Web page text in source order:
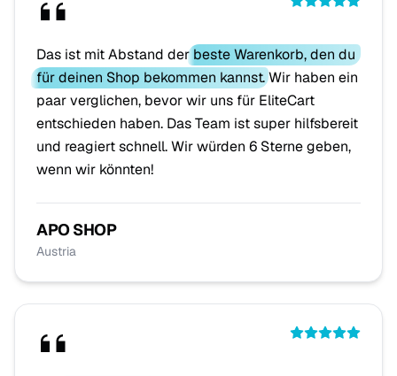
Das ist mit Abstand derbeste Warenkorb, den du
für deinen Shop bekommen kannst. Wir haben ein
paar verglichen, bevor wir uns für EliteCart
entschieden haben. Das Team ist super hilfsbereit
und reagiert schnell. Wir würden 6 Sterne geben,
wenn wir könnten!
APO SHOP
Austria